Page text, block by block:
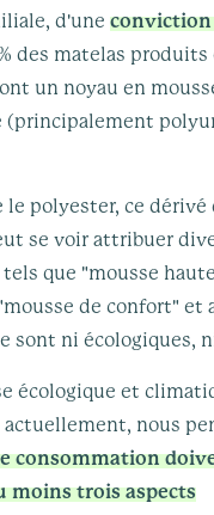
d'uneconviction
des matelas produits
un noyau en
(principalement
le polyester, ce dérivé
se voir attribuer
tels que "mousse haute
de confort" et
sont ni écologiques,
écologique et
actuellement, nous
consommation
moins trois aspects